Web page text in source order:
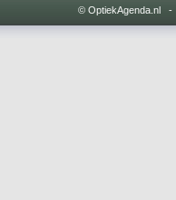
© OptiekAgenda.nl